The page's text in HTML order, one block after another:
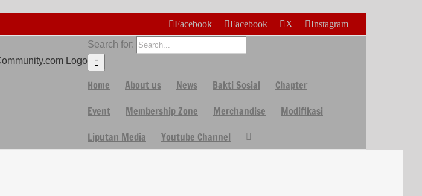
Facebook
Facebook X
Instagram
Search for:
Home About us News Bakti Sosial
Chapter
Event
Membership Zone Merchandise
Modifikasi
Liputan Media
Youtube Channel